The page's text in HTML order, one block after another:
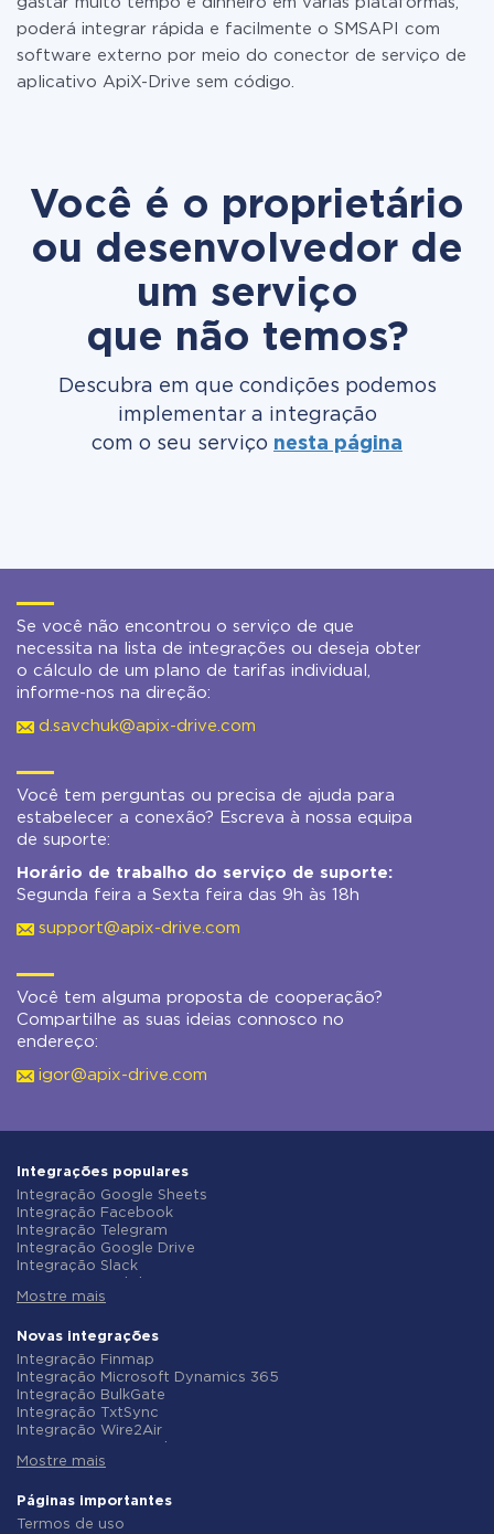
gastar muito tempo e dinheiro em várias plataformas,
poderá integrar rápida e facilmente o SMSAPI com
software externo por meio do conector de serviço de
aplicativo ApiX-Drive sem código.
Você é o proprietário
ou desenvolvedor de
um serviço
que não temos?
Descubra em que condições podemos
implementar a integração
com o seu serviço nesta página
Se você não encontrou o serviço de que
necessita na lista de integrações ou deseja obter
o cálculo de um plano de tarifas individual,
informe-nos na direção:
d.savchuk@apix-drive.com
Você tem perguntas ou precisa de ajuda para
estabelecer a conexão? Escreva à nossa equipa
de suporte:
Horário de trabalho do serviço de suporte:
Segunda feira a Sexta feira das 9h às 18h
support@apix-drive.com
Você tem alguma proposta de cooperação?
Compartilhe as suas ideias connosco no
endereço:
igor@apix-drive.com
Integrações populares
Integração Google Sheets
Integração Facebook
Integração Telegram
Integração Google Drive
Integração Slack
Integração Gmail
Integração ClickUp
Integração Airtable
Integração Google Contacts
Integração OpenAI (ChatGPT)
Integração Instagram
Integração ActiveCampaign
Integração Typeform
Integração Salesforce CRM
Integração Notion
Mostre mais
Novas integrações
Integração Finmap
Integração Microsoft Dynamics 365
Integração BulkGate
Integração TxtSync
Integração Wire2Air
Integração Infobip
Integração AtomPark
Integração TXTImpact
Mostre mais
Páginas importantes
Termos de uso